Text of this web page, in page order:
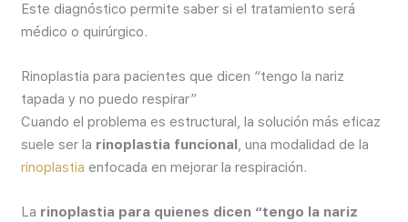
Este diagnóstico permite saber si el tratamiento será
médico o quirúrgico.
Rinoplastia para pacientes que dicen “tengo la nariz
tapada y no puedo respirar”
Cuando el problema es estructural, la solución más eficaz
suele ser la rinoplastia funcional, una modalidad de la
rinoplastia enfocada en mejorar la respiración.
La rinoplastia para quienes dicen “tengo la nariz